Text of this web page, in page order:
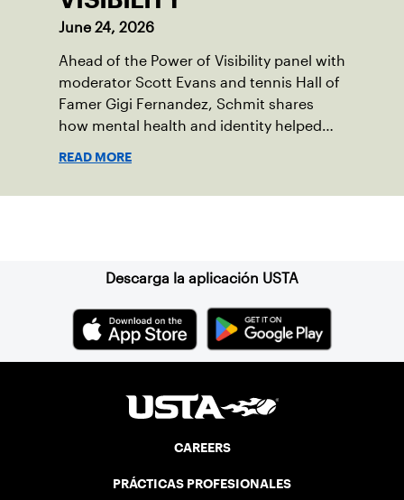
June 24, 2026
Ahead of the Power of Visibility panel with
moderator Scott Evans and tennis Hall of
Famer Gigi Fernandez, Schmit shares
how mental health and identity helped
READ MORE
Descarga la aplicación USTA
CAREERS
PRÁCTICAS PROFESIONALES